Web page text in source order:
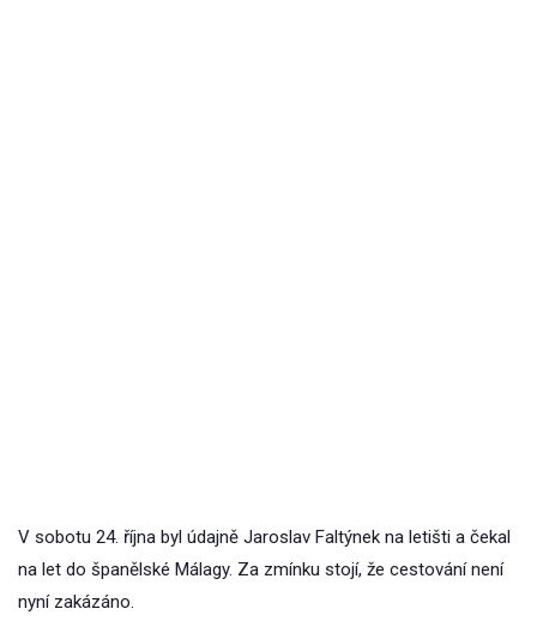
V sobotu 24. října byl údajně Jaroslav Faltýnek na letišti a čekal
na let do španělské Málagy. Za zmínku stojí, že cestování není
nyní zakázáno.